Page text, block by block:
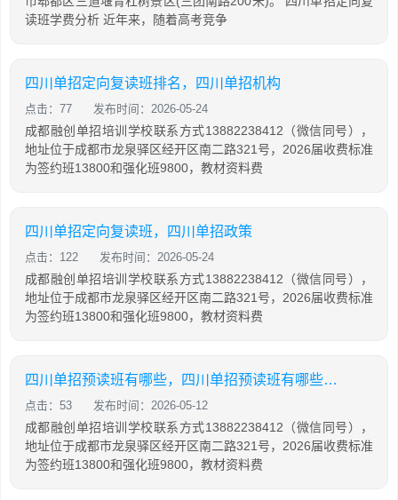
读班学费分析 近年来，随着高考竞争
四川单招定向复读班排名，四川单招机构
点击：77 发布时间：2026-05-24
成都融创单招培训学校联系方式13882238412（微信同号），
地址位于成都市龙泉驿区经开区南二路321号，2026届收费标准
为签约班13800和强化班9800，教材资料费
四川单招定向复读班，四川单招政策
点击：122 发布时间：2026-05-24
成都融创单招培训学校联系方式13882238412（微信同号），
地址位于成都市龙泉驿区经开区南二路321号，2026届收费标准
为签约班13800和强化班9800，教材资料费
四川单招预读班有哪些，四川单招预读班有哪些科目
点击：53 发布时间：2026-05-12
成都融创单招培训学校联系方式13882238412（微信同号），
地址位于成都市龙泉驿区经开区南二路321号，2026届收费标准
为签约班13800和强化班9800，教材资料费